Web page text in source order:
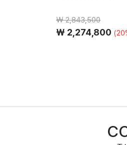
₩2,843,500
₩ 2,274,800